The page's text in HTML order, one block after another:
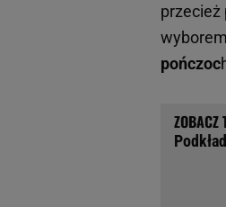
przecież
wyborem
pończoc